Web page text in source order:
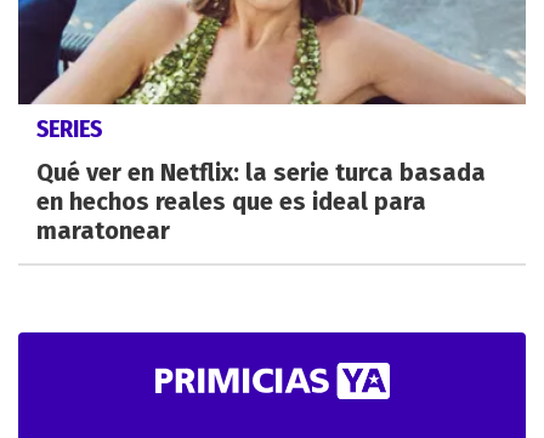
SERIES
Qué ver en Netflix: la serie turca basada
en hechos reales que es ideal para
maratonear